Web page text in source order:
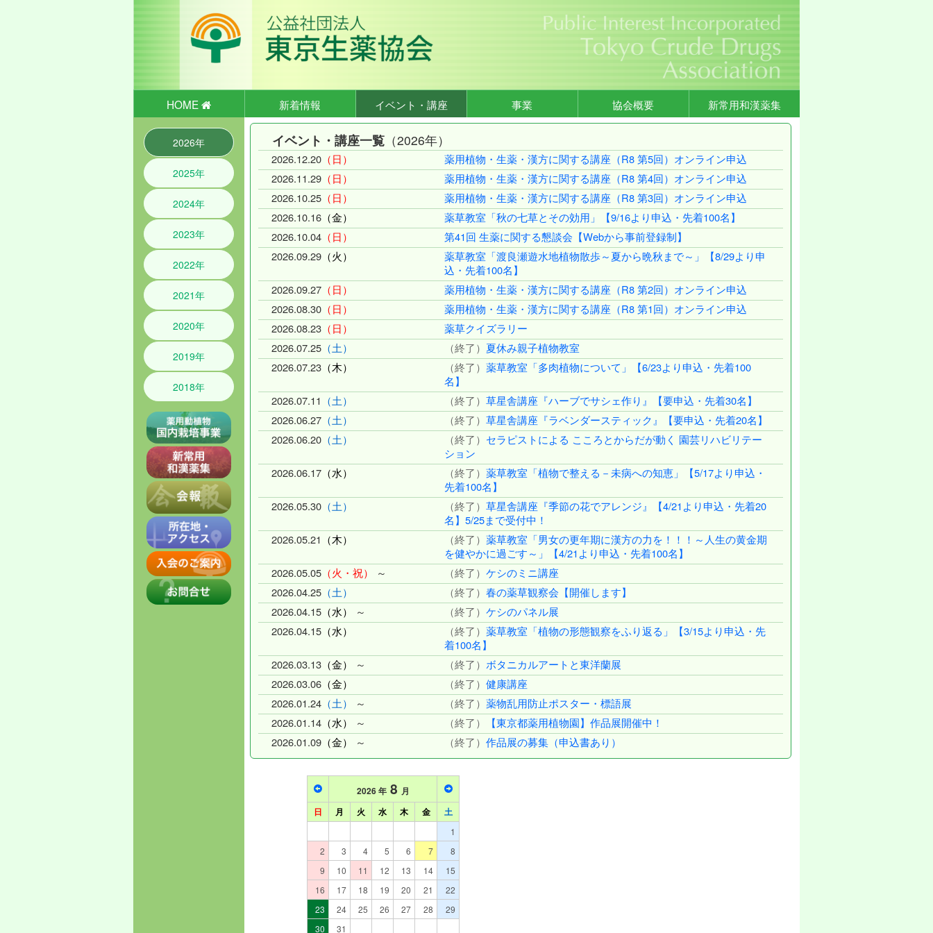
HOME 新着情報 イベント・講座 事業 協会概要 新常用和漢薬集
2026年
2025年
2024年
2023年
2022年
2021年
2020年
2019年
2018年
イベント・講座一覧 （2026年）
2026.12.20（日）
薬用植物・生薬・漢方に関する講座（R8 第5回）オンライン申込
2026.11.29（日）
薬用植物・生薬・漢方に関する講座（R8 第4回）オンライン申込
2026.10.25（日）
薬用植物・生薬・漢方に関する講座（R8 第3回）オンライン申込
2026.10.16（金）
薬草教室「秋の七草とその効用」【9/16より申込・先着100名】
2026.10.04（日）
第41回 生薬に関する懇談会【Webから事前登録制】
2026.09.29（火）
薬草教室「渡良瀬遊水地植物散歩～夏から晩秋まで～」【8/29より申
込・先着100名】
2026.09.27（日）
薬用植物・生薬・漢方に関する講座（R8 第2回）オンライン申込
2026.08.30（日）
薬用植物・生薬・漢方に関する講座（R8 第1回）オンライン申込
2026.08.23（日）
薬草クイズラリー
2026.07.25（土） （終了） 夏休み親子植物教室
2026.07.23（木） （終了）薬草教室「多肉植物について」【6/23より申込・先着100
名】
2026.07.11 （土） （終了）草星舎講座『ハーブでサシェ作り』【要申込・先着30名】
2026.06.27（土） （終了）草星舎講座『ラベンダースティック』【要申込・先着20名】
2026.06.20（土） （終了） セラピストによる こころとからだが動く 園芸リハビリテー
ション
2026.06.17（水） （終了）薬草教室「植物で整える－未病への知恵」【5/17より申込・
先着100名】
2026.05.30（土） （終了）草星舎講座『季節の花でアレンジ』【4/21より申込・先着20
名】5/25まで受付中！
2026.05.21 （木） （終了）薬草教室「男女の更年期に漢方の力を！！！～人生の黄金期
を健やかに過ごす～」【4/21より申込・先着100名】
2026.05.05（火・祝） ～ （終了）ケシのミニ講座
2026.04.25（土） （終了）春の薬草観察会【開催します】
2026.04.15（水） ～ （終了）ケシのパネル展
2026.04.15（水） （終了）薬草教室「植物の形態観察をふり返る」【3/15より申込・先
着100名】
2026.03.13（金） ～ （終了） ボタニカルアートと東洋蘭展
2026.03.06（金） （終了）健康講座
2026.01.24（土） ～ （終了）薬物乱用防止ポスター・標語展
2026.01.14（水） ～ （終了）
【東京都薬用植物園】作品展開催中！
2026.01.09（金） ～ （終了）作品展の募集（申込書あり）